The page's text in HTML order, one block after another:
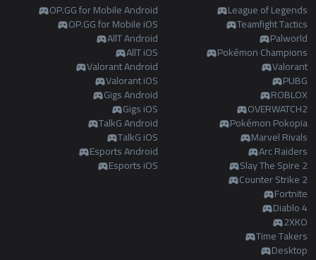
League of Legends
Teamfight Tactics
Palworld
Pokémon Champions
Valorant
PUBG
ROBLOX
OVERWATCH2
Pokémon Pokopia
Marvel Rivals
Arc Raiders
Slay The Spire 2
Counter Strike 2
Fortnite
Diablo 4
2XKO
Time Takers
Desktop
OP.GG for Mobile Android
OP.GG for Mobile iOS
AllT Android
AllT iOS
Valorant Android
Valorant iOS
Gigs Android
Gigs iOS
TalkG Android
TalkG iOS
Esports Android
Esports iOS